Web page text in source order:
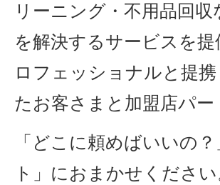
リーニング・不用品回
を解決するサービスを
ロフェッショナルと提
たお客さまと加盟店パ
「どこに頼めばいいの
ト」におまかせくださ